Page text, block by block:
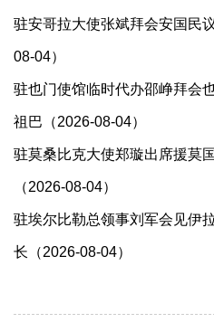
驻安哥拉大使张斌拜会安国民
08-04）
驻也门使馆临时代办邵峥拜会
祖巴（2026-08-04）
驻莫桑比克大使郑璇出席援莫
（2026-08-04）
驻埃尔比勒总领事刘军会见伊
长（2026-08-04）